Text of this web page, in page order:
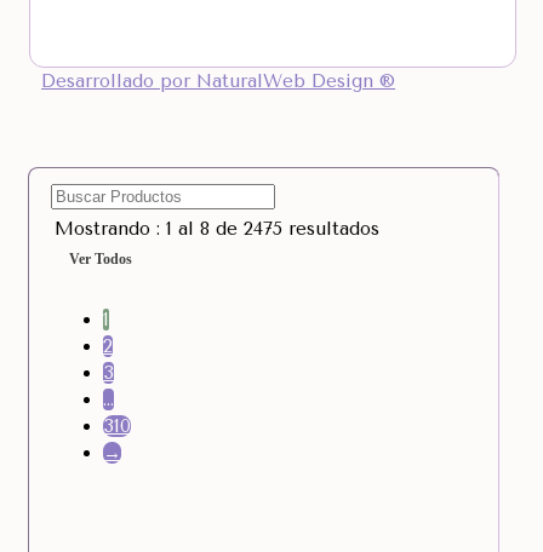
Desarrollado por NaturalWeb Design ®
Mostrando : 1 al 8 de 2475 resultados
Ver Todos
1
2
3
…
310
→